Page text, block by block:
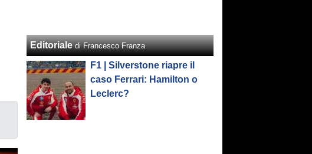
Editoriale di Francesco Franza
F1 | Silverstone riapre il
caso Ferrari: Hamilton o
Leclerc?